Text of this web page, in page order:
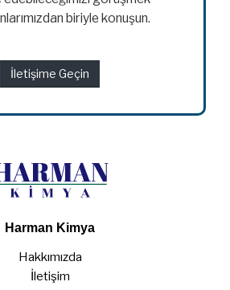
biriyle konuşun.
İletişime Geçin
Harman Kimya
Hakkımızda
İletişim